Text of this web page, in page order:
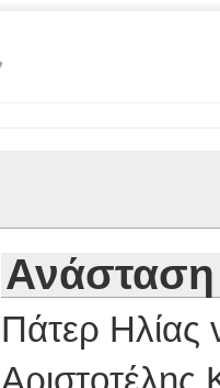
Πάτερ Ηλίας
Αριστοτέλης